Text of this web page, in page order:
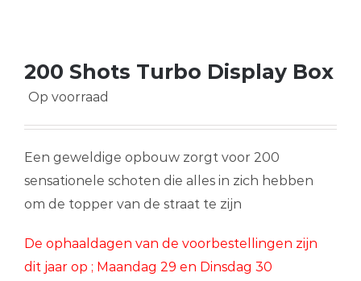
200 Shots Turbo Display Box
Op voorraad
Een geweldige opbouw zorgt voor 200
sensationele schoten die alles in zich hebben
om de topper van de straat te zijn
De ophaaldagen van de voorbestellingen zijn
dit jaar op ; Maandag 29 en Dinsdag 30